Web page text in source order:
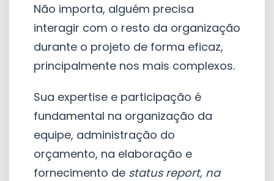
Não importa, alguém precisa
interagir com o resto da organização
durante o projeto de forma eficaz,
principalmente nos mais complexos.
Sua expertise e participação é
fundamental na organização da
equipe, administração do
orçamento, na elaboração e
fornecimento de status report, na